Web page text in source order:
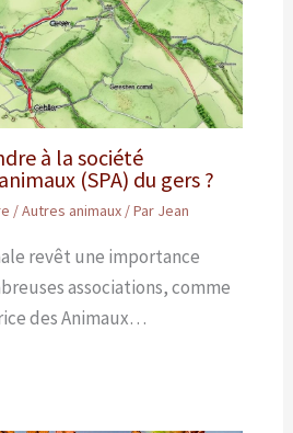
à la société
(SPA) du gers ?
/Autres animaux/ Par Jean
revêt une importance
associations, comme
des Animaux…